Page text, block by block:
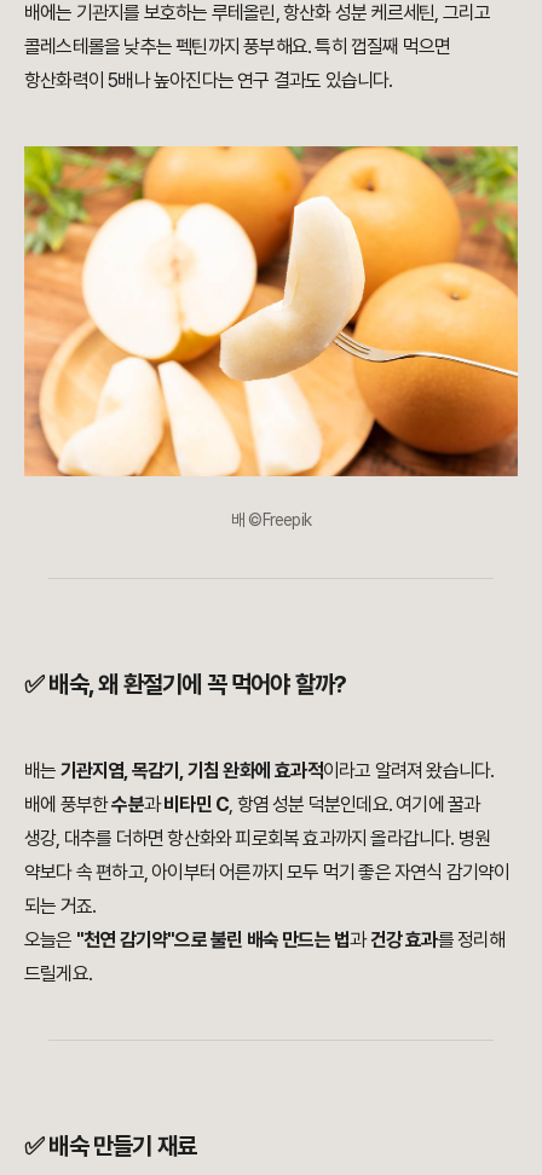
배에는 기관지를 보호하는 루테올린, 항산화 성분 케르세틴, 그리고
콜레스테롤을 낮추는 펙틴까지 풍부해요. 특히 껍질째 먹으면
항산화력이 5배나 높아진다는 연구 결과도 있습니다.
배 ©Freepik
✅ 배숙, 왜 환절기에 꼭 먹어야 할까?
배는 기관지염, 목감기, 기침 완화에 효과적이라고 알려져 왔습니다.
배에 풍부한수분과비타민 C , 항염 성분 덕분인데요. 여기에 꿀과
생강, 대추를 더하면 항산화와 피로회복 효과까지 올라갑니다. 병원
약보다 속 편하고, 아이부터 어른까지 모두 먹기 좋은 자연식 감기약이
되는 거죠.
오늘은 "천연 감기약"으로 불린 배숙 만드는 법과건강 효과를 정리해
드릴게요.
✅ 배숙 만들기 재료